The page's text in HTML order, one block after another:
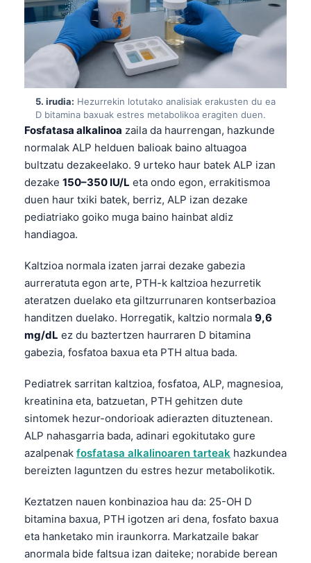
5. irudia: Hezurrekin lotutako analisiak erakusten du ea
D bitamina baxuak estres metabolikoa eragiten duen.
Fosfatasa alkalinoa zaila da haurrengan, hazkunde
normalak ALP helduen balioak baino altuagoa
bultzatu dezakeelako. 9 urteko haur batek ALP izan
dezake 150–350 IU/L eta ondo egon, errakitismoa
duen haur txiki batek, berriz, ALP izan dezake
pediatriako goiko muga baino hainbat aldiz
handiagoa.
Kaltzioa normala izaten jarrai dezake gabezia
aurreratuta egon arte, PTH-k kaltzioa hezurretik
ateratzen duelako eta giltzurrunaren kontserbazioa
handitzen duelako. Horregatik, kaltzio normala 9,6
mg/dL ez du baztertzen haurraren D bitamina
gabezia, fosfatoa baxua eta PTH altua bada.
Pediatrek sarritan kaltzioa, fosfatoa, ALP, magnesioa,
kreatinina eta, batzuetan, PTH gehitzen dute
sintomek hezur-ondorioak adierazten dituztenean.
ALP nahasgarria bada, adinari egokitutako gure
azalpenak fosfatasa alkalinoaren tarteak hazkundea
bereizten laguntzen du estres hezur metabolikotik.
Keztatzen nauen konbinazioa hau da: 25-OH D
bitamina baxua, PTH igotzen ari dena, fosfato baxua
eta hanketako min iraunkorra. Markatzaile bakar
anormala bide faltsua izan daiteke; norabide berean